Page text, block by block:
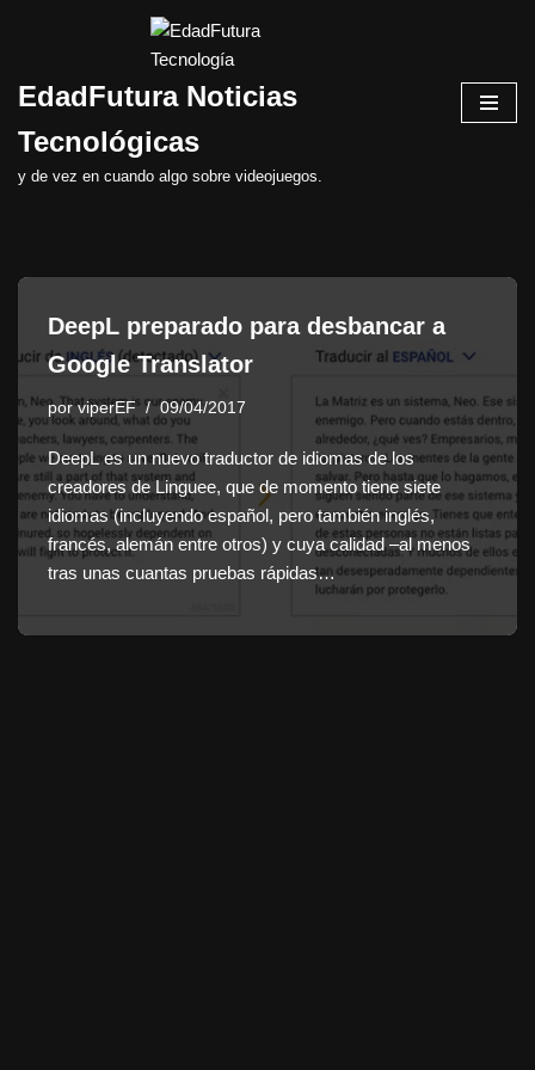
al
EdadFutura Noticias
Tecnológicas
y de vez en cuando algo sobre videojuegos.
DeepL preparado para desbancar a
Google Translator
porviperEF 09/04/2017
DeepL es un nuevo traductor de idiomas de los
creadores de Linguee, que de momento tiene siete
idiomas (incluyendo español, pero también inglés,
francés, alemán entre otros) y cuya calidad –al menos
tras unas cuantas pruebas rápidas…